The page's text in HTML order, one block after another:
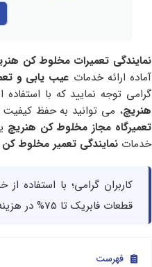
نمایندگی تعمیرات مخلوط کن
آماده ارائه خدمات عیب یابی و
گرامی توجه نمایید که با
هنریچ، می توانید به حفظ
تعمیرگاه مجاز مخلوط کن هنریچ
خدماتنمایندگی تعمیر مخلوط
کاربران گرامی؛ با استفاده
قطعات فابریک تا 75% در هزینه های تعمیر مخلوط کن هنریچ صرفه جویی کنید.
فهرست